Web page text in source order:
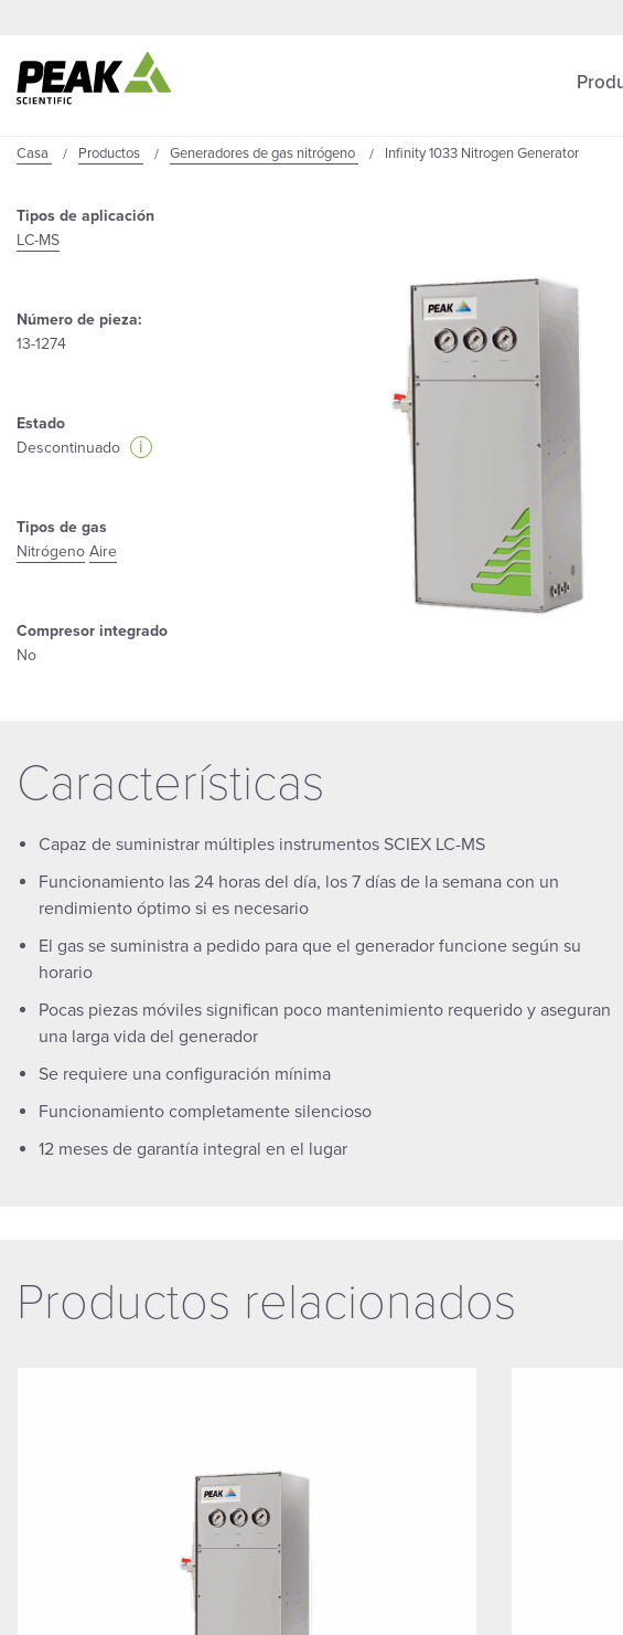
Casa Productos Generadores de gas nitrógeno Infinity 1033 Nitrogen Generator
Tipos de aplicación
LC-MS
Número de pieza:
13-1274
Estado
Descontinuado
i
Tipos de gas
Nitrógeno Aire
Compresor integrado
No
Características
Capaz de suministrar múltiples instrumentos SCIEX LC-MS
Funcionamiento las 24 horas del día, los 7 días de la semana con un
rendimiento óptimo si es necesario
El gas se suministra a pedido para que el generador funcione según su
horario
Pocas piezas móviles significan poco mantenimiento requerido y aseguran
una larga vida del generador
Se requiere una configuración mínima
Funcionamiento completamente silencioso
12 meses de garantía integral en el lugar
Productos relacionados